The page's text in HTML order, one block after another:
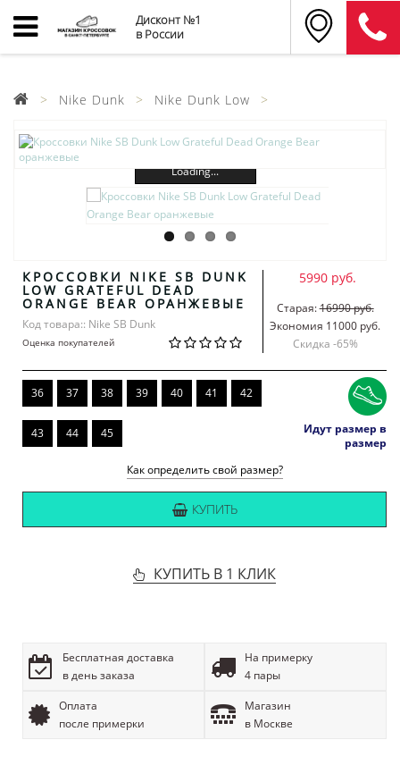
Дисконт №1
в России
Nike Dunk Nike Dunk Low
Loading...
КРОССОВКИ NIKE SB DUNK
LOW GRATEFUL DEAD
ORANGE BEAR ОРАНЖЕВЫЕ
Код товара:: Nike SB Dunk
Оценка покупателей
5990 руб.
Старая:16990 руб.
Экономия 11000 руб.
Скидка -65%
36 37 38 39 40 41 42
43 44 45
Идут размер в
размер
Как определить свой размер?
КУПИТЬ
КУПИТЬ В 1 КЛИК
Бесплатная доставка
в день заказа
На примерку
4 пары
Оплата
после примерки
Магазин
в Москве